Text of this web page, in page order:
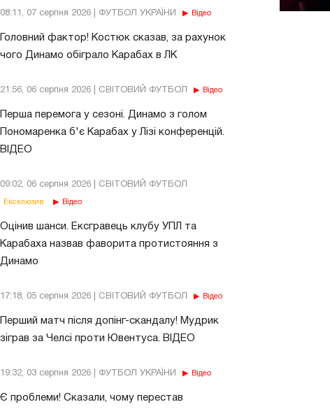
08:11, 07 серпня 2026 | ФУТБОЛ УКРАЇНИ Відео
Головний фактор! Костюк сказав, за рахунок
чого Динамо обіграло Карабах в ЛК
21:56, 06 серпня 2026 | СВІТОВИЙ ФУТБОЛ Відео
Перша перемога у сезоні. Динамо з голом
Пономаренка б'є Карабах у Лізі конференцій.
ВІДЕО
09:02, 06 серпня 2026 | СВІТОВИЙ ФУТБОЛ
Ексклюзив Відео
Оцінив шанси. Ексгравець клубу УПЛ та
Карабаха назвав фаворита протистояння з
Динамо
17:18, 05 серпня 2026 | СВІТОВИЙ ФУТБОЛ Відео
Перший матч після допінг-скандалу! Мудрик
зіграв за Челсі проти Ювентуса. ВІДЕО
19:32, 03 серпня 2026 | ФУТБОЛ УКРАЇНИ Відео
Є проблеми! Сказали, чому перестав